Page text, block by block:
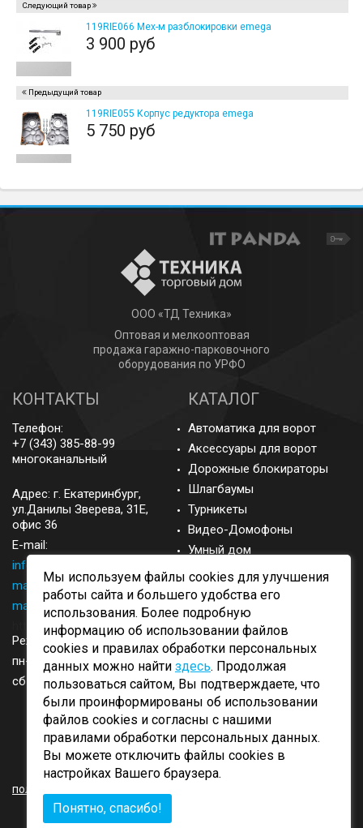
Следующий товар
119RIE066 Мех-м разблокировки emega
3 900 руб
Предыдущий товар
119RIE055 Корпус редуктора emega
5 750 руб
ООО «ТД Техника»
Оптовая и мелкооптовая
продажа гаражно-парковочного
оборудования по УРФО
КОНТАКТЫ
Телефон:
+7 (343) 385-88-99
многоканальный
Адрес: г. Екатеринбург,
ул.Данилы Зверева, 31Е,
офис 36
E-mail:
info@came-ekb.ru
manager@came-ekb.ru,
manager2@came-ekb.ru,
https://tt.me/came-ekb
Режим работы:
пн-пт: с 8:00-17:00
сб-вск: выходные
КАТАЛОГ
Автоматика для ворот
Аксессуары для ворот
Дорожные блокираторы
Шлагбаумы
Турникеты
Видео-Домофоны
Умный дом
Запасные части
Аксессуары
ОБРАТНЫЙ ЗВОНОК
Мы используем файлы cookies для улучшения
работы сайта и большего удобства его
использования. Более подробную
информацию об использовании файлов
cookies и правилах обработки персональных
данных можно найти здесь. Продолжая
пользоваться сайтом, Вы подтверждаете, что
были проинформированы об использовании
файлов cookies и согласны с нашими
правилами обработки персональных данных.
Вы можете отключить файлы cookies в
настройках Вашего браузера.
Понятно, спасибо!
политика конфиденциальности